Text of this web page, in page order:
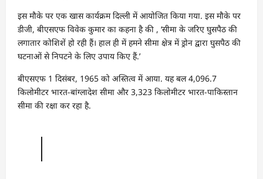
इस मौके पर एक खास कार्यक्रम दिल्ली में आयोजित किया गया. इस मौके पर
डीजी, बीएसएफ विवेक कुमार का कहना है की , ‘सीमा के जरिए घुसपैठ की
लगातार कोशिशें हो रही हैं। हाल ही में हमने सीमा क्षेत्र में ड्रोन द्वारा घुसपैठ की
घटनाओं से निपटने के लिए उपाय किए हैं.’
बीएसएफ 1 दिसंबर, 1965 को अस्तित्व में आया. यह बल 4,096.7
किलोमीटर भारत-बांग्लादेश सीमा और 3,323 किलोमीटर भारत-पाकिस्तान
सीमा की रक्षा कर रहा है.